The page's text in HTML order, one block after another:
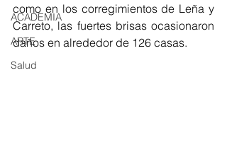
ACADEMIA
ARTE
Salud
como en los corregimientos de Leña y
Carreto, las fuertes brisas ocasionaron
daños en alrededor de 126 casas.